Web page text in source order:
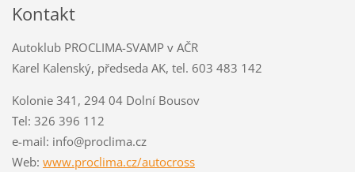
Kontakt
Autoklub PROCLIMA-SVAMP v AČR
Karel Kalenský, předseda AK, tel. 603 483 142
Kolonie 341, 294 04 Dolní Bousov
Tel: 326 396 112
e-mail: info@proclima.cz
Web: www.proclima.cz/autocross